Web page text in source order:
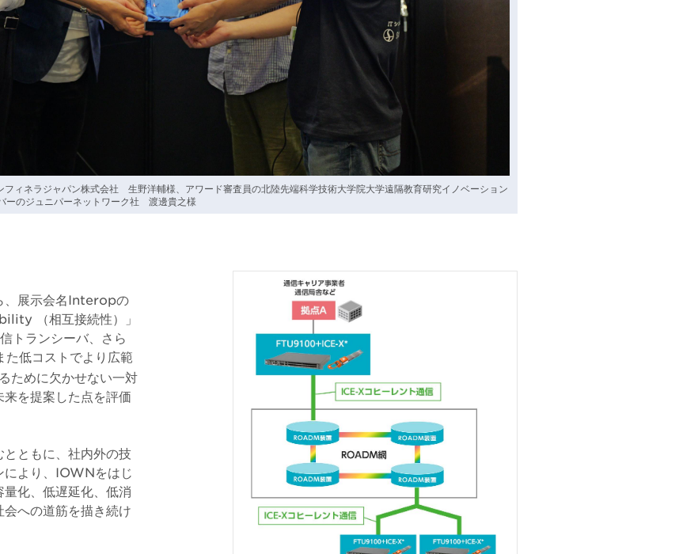
ィネラジャパン株式会社 生野洋輔様、アワード審査員の北陸先端科学技術大学院大学遠隔教育研究イノベーション
のジュニパーネットワーク社 渡邊貴之様
、展示会名Interopの
（相互接続性）」
トランシーバ、さら
低コストでより広範
ために欠かせない一対
を提案した点を評価
ともに、社内外の技
により、IOWNをはじ
化、低遅延化、低消
への道筋を描き続け